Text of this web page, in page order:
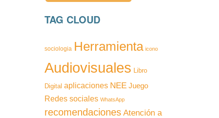
TAG CLOUD
sociologia Herramienta icono
Audiovisuales Libro
Digital aplicaciones NEE Juego
Redes sociales WhatsApp
recomendaciones Atención a